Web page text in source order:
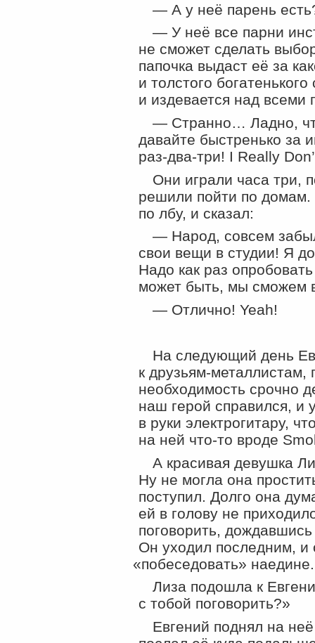
— А у неё парень
— У неё все парни
не сможет сделать
папочка выдаст её за
и толстого
и издевается над всеми
— Странно… Ладно,
давайте быстренько за
раз-два-три! I Really
Они играли часа три,
решили пойти по домам.
по лбу, и сказал:
— Народ, совсем
свои вещи в студии! Я
Надо как раз
может быть, мы сможем
— Отлично! Yeah!
На следующий день
к друзьям-металлистам,
необходимость срочно
наш герой справился, и
в руки электрогитару,
на ней что-то вроде
А красивая девушка
Ну не могла она
поступил. Долго она
ей в голову не
поговорить,
Он уходил последним, и
«побеседовать» наедине.
Лиза подошла к
с тобой поговорить?»
Евгений поднял на